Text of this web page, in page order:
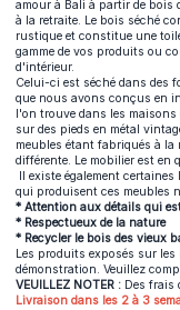
amour à Bali à partir de bois
à la retraite. Le bois séché
rustique et constitue une
gamme de vos produits ou
d'intérieur.
Celui-ci est séché dans des
que nous avons conçus en
l'on trouve dans les
sur des pieds en métal
meubles étant fabriqués à la
différente. Le mobilier est en
Il existe également
qui produisent ces meubles
* Attention aux détails qui
* Respectueux de la nature
* Recycler le bois des vieux
Les produits exposés sur
démonstration. Veuillez
VEUILLEZ NOTER : Des frais
Livraison dans les 2 à 3